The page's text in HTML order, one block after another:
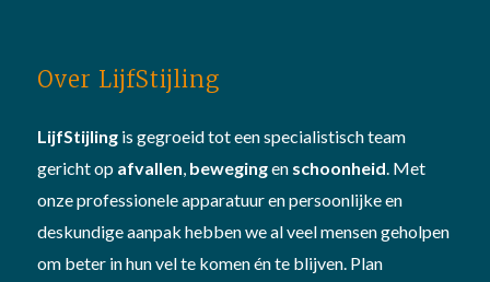
Over LijfStijling
LijfStijlingis gegroeid tot een specialistisch team
gericht op afvallen, bewegingen schoonheid. Met
onze professionele apparatuur en persoonlijke en
deskundige aanpak hebben we al veel mensen geholpen
om beter in hun vel te komen én te blijven. Plan